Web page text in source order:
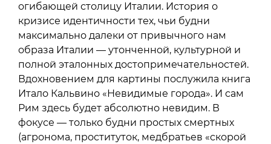
огибающей столицу Италии. История о
кризисе идентичности тех, чьи будни
максимально далеки от привычного нам
образа Италии — утонченной, культурной и
полной эталонных достопримечательностей.
Вдохновением для картины послужила книга
Итало Кальвино «Невидимые города». И сам
Рим здесь будет абсолютно невидим. В
фокусе — только будни простых смертных
(агронома, проституток, медбратьев «скорой